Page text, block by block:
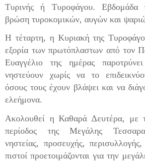
Τυρινής ή Τυροφάγου. Εβδομάδα
βρώση τυροκομικών, αυγών και
Η τέταρτη, η Κυριακή της
εξορία των πρωτόπλαστων από τον
Ευαγγέλιο της ημέρας
νηστεύουν χωρίς να το
όσους τους έχουν βλάψει και να
ελεήμονα.
Ακολουθεί η Καθαρά Δευτέρα, με
περίοδος της Μεγάλης
νηστείας, προσευχής,
πιστοί προετοιμάζονται για την